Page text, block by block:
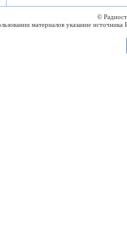
©
материалов указание